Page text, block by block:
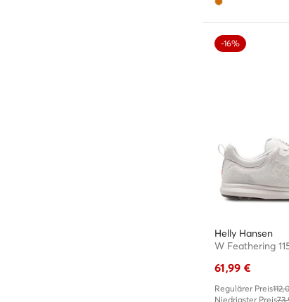
-16%
Helly Hansen
61,99 €
Regulärer Preis
Niedrigster Preis